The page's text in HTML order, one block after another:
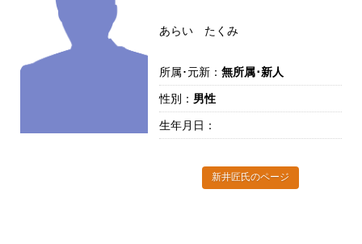
あらい たくみ
所属･元新： 無所属･新人
性別： 男性
生年月日：
新井匠氏のページ